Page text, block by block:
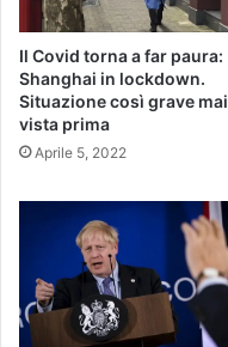
Il Covid torna a far paura:
Shanghai in lockdown.
Situazione così grave mai
vista prima
Aprile 5, 2022